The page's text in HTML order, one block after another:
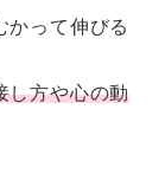
かって伸びる
し方や心の動